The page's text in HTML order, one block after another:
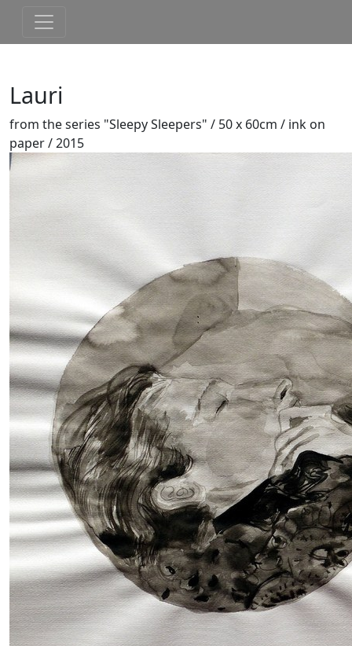
Lauri
from the series "Sleepy Sleepers" / 50 x 60cm / ink on
paper / 2015